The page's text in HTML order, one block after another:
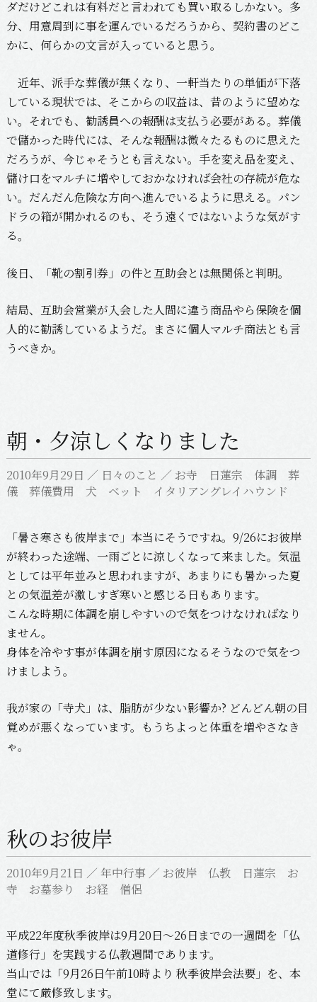
ダだけどこれは有料だと言われても買い取るしかない。多
分、用意周到に事を運んでいるだろうから、契約書のどこ
かに、何らかの文言が入っていると思う。
近年、派手な葬儀が無くなり、一軒当たりの単価が下落
している現状では、そこからの収益は、昔のように望めな
い。それでも、勧誘員への報酬は支払う必要がある。葬儀
で儲かった時代には、そんな報酬は微々たるものに思えた
だろうが、今じゃそうとも言えない。手を変え品を変え、
儲け口をマルチに増やしておかなければ会社の存続が危な
い。だんだん危険な方向へ進んでいるように思える。パン
ドラの箱が開かれるのも、そう遠くではないような気がす
る。
後日、「靴の割引券」の件と互助会とは無関係と判明。
結局、互助会営業が入会した人間に違う商品やら保険を個
人的に勧誘しているようだ。まさに個人マルチ商法とも言
うべきか。
朝・夕涼しくなりました
2010年9月29日 ／ 日々のこと ／ お寺 日蓮宗 体調 葬
儀 葬儀費用 犬 ベット イタリアングレイハウンド
「暑さ寒さも彼岸まで」本当にそうですね。9/26にお彼岸
が終わった途端、一雨ごとに涼しくなって来ました。気温
としては平年並みと思われますが、あまりにも暑かった夏
との気温差が激しすぎ寒いと感じる日もあります。
こんな時期に体調を崩しやすいので気をつけなければなり
ません。
身体を冷やす事が体調を崩す原因になるそうなので気をつ
けましよう。
我が家の「寺犬」は、脂肪が少ない影響か? どんどん朝の目
覚めが悪くなっています。もうちよっと体重を増やさなき
ゃ。
秋のお彼岸
2010年9月21日 ／ 年中行事／ お彼岸 仏教 日蓮宗 お
寺 お墓参り お経 僧侶
平成22年度秋季彼岸は9月20日〜26日までの一週間を「仏
道修行」を実践する仏教週間であります。
当山では「9月26日午前10時より 秋季彼岸会法要」を、本
堂にて厳修致します。